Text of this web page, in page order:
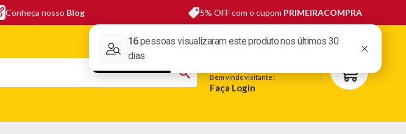
Conheça nosso Blog 5% OFF com o cupom PRIMEIRACOMPRA
Bem vindo visitante!
Faça Login